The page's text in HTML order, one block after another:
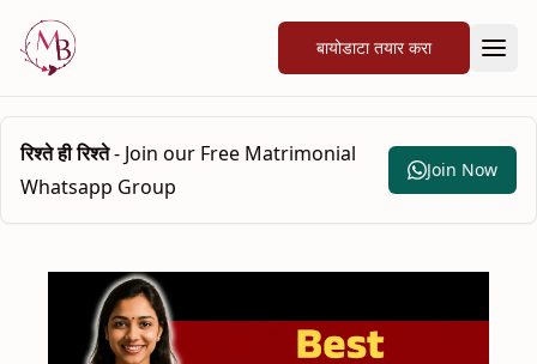
बायोडाटा तयार करा
रिश्ते ही रिश्ते- Join our Free Matrimonial
Whatsapp Group
Join Now